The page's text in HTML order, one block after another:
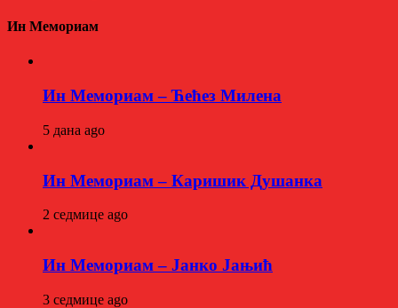
Ин Мемориам
Ин Мемориам – Ћећез Милена
5 дана ago
Ин Мемориам – Каришик Душанка
2 седмице ago
Ин Мемориам – Јанко Јањић
3 седмице ago